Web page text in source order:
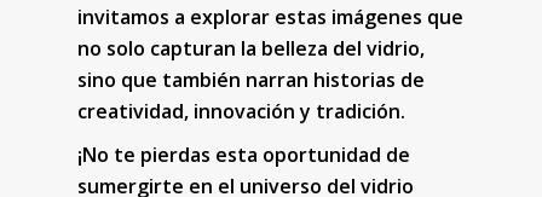
invitamos a explorar estas imágenes que
no solo capturan la belleza del vidrio,
sino que también narran historias de
creatividad, innovación y tradición.
¡No te pierdas esta oportunidad de
sumergirte en el universo del vidrio